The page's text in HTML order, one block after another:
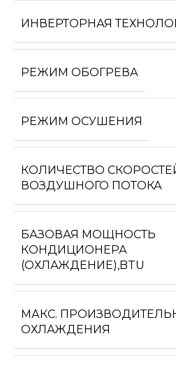
ИНВЕРТОРНАЯ
РЕЖИМ ОБОГРЕВА
РЕЖИМ ОСУШЕНИЯ
КОЛИЧЕСТВО
ВОЗДУШНОГО ПОТОКА
БАЗОВАЯ МОЩНОСТЬ
КОНДИЦИОНЕРА
(ОХЛАЖДЕНИЕ),BTU
МАКС.
ОХЛАЖДЕНИЯ